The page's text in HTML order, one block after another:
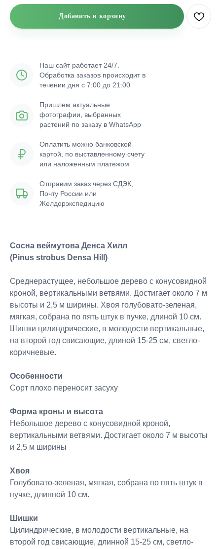
Добавить в корзину
Наш сайт работает 24/7.
Обработка заказов происходит в
течении дня с 7:00 до 21:00
Пришлем актуальные
фотографии, выбранных
растений по заказу в WhatsApp
Отправим заказ через СДЭК,
Почту России или
Желдорэкспедицию
Оплатить можно банковской
картой, по выставленному счету
или наложенным платежом
Сосна веймутова Денса Хилл
(Pinus strobus Densa Hill)
Среднерастущее, небольшое дерево с конусовидной
кроной, вертикальными ветвями. Достигает около 7 м
высоты и 2,5 м ширины. Хвоя голубовато-зеленая,
мягкая, собрана по пять штук в пучке, длиной 10 см.
Шишки цилиндрические, в молодости вертикальные,
на второй год свисающие, длиной 15-25 см, светло-
коричневые.
Особенности
Сорт плохо переносит засуху
Форма кроны и высота
Небольшое дерево с конусовидной кроной,
вертикальными ветвями. Достигает около 7 м высоты
и 2,5 м ширины
Хвоя
Голубовато-зеленая, мягкая, собрана по пять штук в
пучке, длинной 10 см.
Шишки
Цилиндрические, в молодости вертикальные, на
второй год свисающие, длинной 15-25 см, светло-